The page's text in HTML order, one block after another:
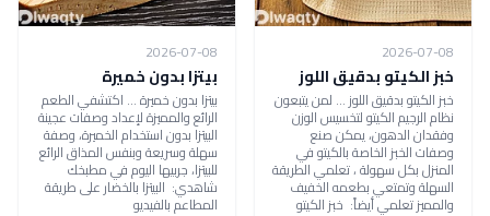
2026-07-08
خبز الكيتو بدقيق اللوز
خبز الكيتو بدقيق اللوز ... لمن يتبعون
نظام الرجيم الكيتو لتخسيس الوزن
وفقدان الدهون، يمكن صنع
وصفات الخبز الخاصة بالكيتو في
المنزل بكل سهولة ، تعلمي الطريقة
السهلة وتمتعي بطعمه الخفيف
والمميز تعلمي أيضاً: خبز الكيتو
2026-07-08
بيتزا بدون خميرة
بيتزا بدون خميرة ... اكتشفي الطعم
الرائع والمميزة لإعداد وصفات عجينة
البيتزا بدون استخدام الخميرة، وصفة
سهلة وسريعة وبنفس المذاق الرائع
للبيتزا، جربيها اليوم في مطبخك
شاهدي: البيتزا بالخضار على طريقة
المطاعم بالفيديو